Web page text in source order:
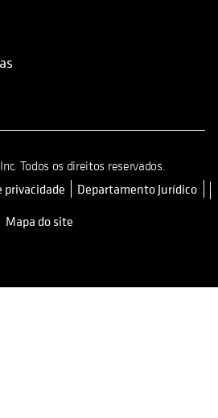
Todos os direitos reservados.
tab
privacidade
Departamento Jurídico
Mapa do site